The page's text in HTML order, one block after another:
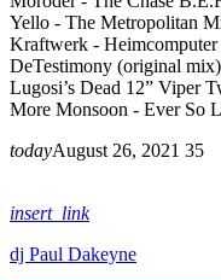
Yello - The Metropolitan
Kraftwerk -
DeTestimony (original
Lugosi’s Dead 12” Viper
More Monsoon - Ever So
todayAugust 26, 2021 35
insert_link
dj Paul Dakeyne